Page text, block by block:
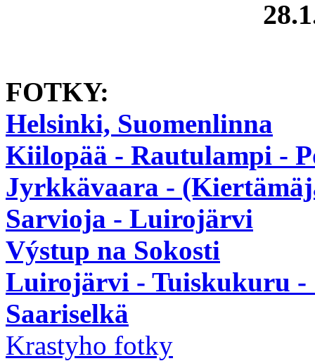
FOTKY:
Helsinki, Suomenlinna
Kiilopää - Rautulampi -
Jyrkkävaara -
Sarvioja - Luirojärvi
Výstup na Sokosti
Luirojärvi - Tuiskukuru -
Saariselkä
Krastyho fotky